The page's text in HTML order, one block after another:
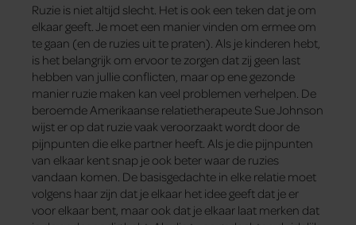
Ruzie is niet altijd slecht. Het is ook een teken dat je om
elkaar geeft. Je moet een manier vinden om ermee om
te gaan (en de ruzies uit te praten). Als je kinderen hebt,
is het belangrijk om ervoor te zorgen dat zij geen last
hebben van jullie conflicten, maar op ene gezonde
manier ruzie maken kan veel problemen verhelpen. De
beroemde Amerikaanse relatietherapeute Sue Johnson
wijst er op dat ruzie vaak veroorzaakt wordt door de
pijnpunten die elke partner heeft. Als je die pijnpunten
van elkaar kent snap je ook beter waar de ruzies
vandaan komen. De basisgedachte in elke relatie moet
volgens haar zijn dat je elkaar het idee geeft dat je er
voor elkaar bent, maar ook dat je elkaar laat merken dat